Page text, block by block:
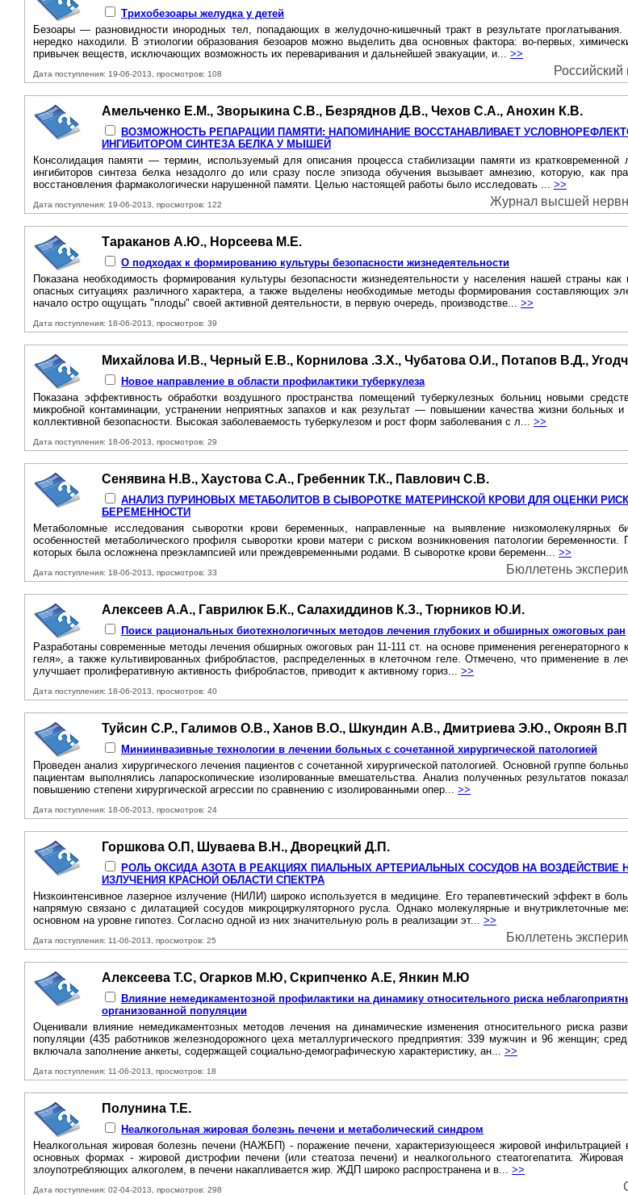
Трихобезоары желудка у детей
Безоары — разновидности инородных тел, попадающих в желудочно-кишечный тракт в результате
нередко находили. В этиологии образования безоаров можно выделить два основных фактора: во-первых,
привычек веществ, исключающих возможность их переваривания и дальнейшей эвакуации, и... >>
Дата поступления: 19-06-2013, просмотров: 108
Амельченко Е.М., Зворыкина С.В., Безряднов Д.В., Чехов С.А., Анохин К.В.
ВОЗМОЖНОСТЬ РЕПАРАЦИИ ПАМЯТИ: НАПОМИНАНИЕ ВОССТАНАВЛИВАЕТ
ИНГИБИТОРОМ СИНТЕЗА БЕЛКА У МЫШЕЙ
Консолидация памяти — термин, используемый для описания процесса стабилизации памяти из
ингибиторов синтеза белка незадолго до или сразу после эпизода обучения вызывает амнезию, которую, как
восстановления фармакологически нарушенной памяти. Целью настоящей работы было исследовать ... >>
Дата поступления: 19-06-2013, просмотров: 122 Журнал высшей
Тараканов А.Ю., Норсеева М.Е.
О подходах к формированию культуры безопасности жизнедеятельности
Показана необходимость формирования культуры безопасности жизнедеятельности у населения нашей страны
опасных ситуациях различного характера, а также выделены необходимые методы формирования составляющих
начало остро ощущать "плоды" своей активной деятельности, в первую очередь, производстве... >>
Дата поступления: 18-06-2013, просмотров: 39
Михайлова И.В., Черный Е.В., Корнилова .З.Х., Чубатова О.И., Потапов В.Д.,
Новое направление в области профилактики туберкулеза
Показана эффективность обработки воздушного пространства помещений туберкулезных больниц новыми
микробной контаминации, устранении неприятных запахов и как результат — повышении качества жизни
коллективной безопасности. Высокая заболеваемость туберкулезом и рост форм заболевания с л... >>
Дата поступления: 18-06-2013, просмотров: 29
Сенявина Н.В., Хаустова С.А., Гребенник Т.К., Павлович С.В.
АНАЛИЗ ПУРИНОВЫХ МЕТАБОЛИТОВ В СЫВОРОТКЕ МАТЕРИНСКОЙ КРОВИ ДЛЯ ОЦЕНКИ
БЕРЕМЕННОСТИ
Метаболомные исследования сыворотки крови беременных, направленные на выявление низкомолекулярных
особенностей метаболического профиля сыворотки крови матери с риском возникновения патологии
которых была осложнена преэклампсией или преждевременными родами. В сыворотке крови беременн... >>
Дата поступления: 18-06-2013, просмотров: 33 Бюллетень
Алексеев А.А., Гаврилюк Б.К., Салахиддинов К.З., Тюрников Ю.И.
Поиск рациональных биотехнологичных методов лечения глубоких и обширных ожоговых ран
Разработаны современные методы лечения обширных ожоговых ран 11-111 ст. на основе применения
геля», а также культивированных фибробластов, распределенных в клеточном геле. Отмечено, что применение в
улучшает пролиферативную активность фибробластов, приводит к активному гориз... >>
Дата поступления: 18-06-2013, просмотров: 40
Туйсин С.Р., Галимов О.В., Ханов В.О., Шкундин А.В., Дмитриева Э.Ю., Окроян
Миниинвазивные технологии в лечении больных с сочетанной хирургической патологией
Проведен анализ хирургического лечения пациентов с сочетанной хирургической патологией. Основной группе
пациентам выполнялись лапароскопические изолированные вмешательства. Анализ полученных результатов
повышению степени хирургической агрессии по сравнению с изолированными опер... >>
Дата поступления: 18-06-2013, просмотров: 24
Горшкова О.П, Шуваева В.Н., Дворецкий Д.П.
РОЛЬ ОКСИДА АЗОТА В РЕАКЦИЯХ ПИАЛЬНЫХ АРТЕРИАЛЬНЫХ СОСУДОВ НА ВОЗДЕЙСТВИЕ
ИЗЛУЧЕНИЯ КРАСНОЙ ОБЛАСТИ СПЕКТРА
Низкоинтенсивное лазерное излучение (НИЛИ) широко используется в медицине. Его терапевтический эффект в
напрямую связано с дилатацией сосудов микроциркуляторного русла. Однако молекулярные и внутриклеточные
основном на уровне гипотез. Согласно одной из них значительную роль в реализации эт... >>
Дата поступления: 11-06-2013, просмотров: 25 Бюллетень
Алексеева Т.С, Огарков М.Ю, Скрипченко А.Е, Янкин М.Ю
Влияние немедикаментозной профилактики на динамику относительного риска
организованной популяции
Оценивали влияние немедикаментозных методов лечения на динамические изменения относительного риска
популяции (435 работников железнодорожного цеха металлургического предприятия: 339 мужчин и 96 женщин;
включала заполнение анкеты, содержащей социально-демографическую характеристику, ан... >>
Дата поступления: 11-06-2013, просмотров: 18
Полунина Т.Е.
Неалкогольная жировая болезнь печени и метаболический синдром
Неалкогольная жировая болезнь печени (НАЖБП) - поражение печени, характеризующееся жировой
основных формах - жировой дистрофии печени (или стеатоза печени) и неалкогольного стеатогепатита.
злоупотребляющих алкоголем, в печени накапливается жир. ЖДП широко распространена и в... >>
Дата поступления: 02-04-2013, просмотров: 298